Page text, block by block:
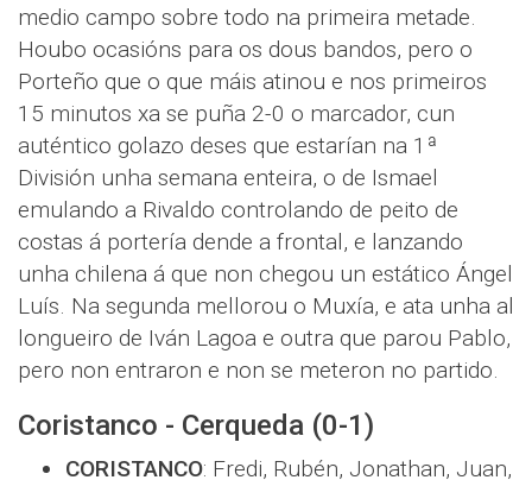
medio campo sobre todo na primeira metade.
Houbo ocasións para os dous bandos, pero o
Porteño que o que máis atinou e nos primeiros
15 minutos xa se puña 2-0 o marcador, cun
auténtico golazo deses que estarían na 1ª
División unha semana enteira, o de Ismael
emulando a Rivaldo controlando de peito de
costas á portería dende a frontal, e lanzando
unha chilena á que non chegou un estático Ángel
Luís. Na segunda mellorou o Muxía, e ata unha al
longueiro de Iván Lagoa e outra que parou Pablo,
pero non entraron e non se meteron no partido.
Coristanco - Cerqueda (0-1)
CORISTANCO: Fredi, Rubén, Jonathan, Juan,